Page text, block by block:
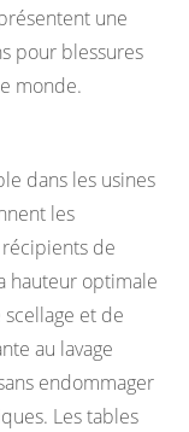
une
pour blessures
monde.
dans les usines
les
de
hauteur optimale
et de
au lavage
endommager
Les tables